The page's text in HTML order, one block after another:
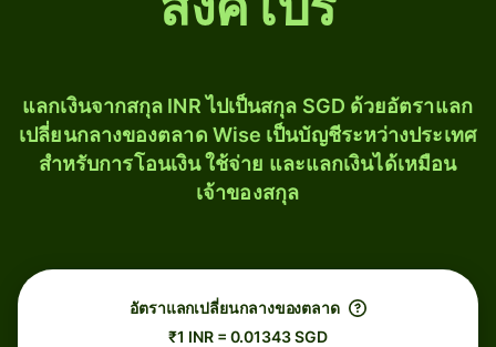
แลกเงินจากสกุล INR ไปเป็นสกุล SGD ด้วยอัตราแลก
เปลี่ยนกลางของตลาด Wise เป็นบัญชีระหว่างประเทศ
สำหรับการโอนเงิน ใช้จ่าย และแลกเงินได้เหมือน
เจ้าของสกุล
อัตราแลกเปลี่ยนกลางของตลาด
₹1 INR = 0.01343 SGD